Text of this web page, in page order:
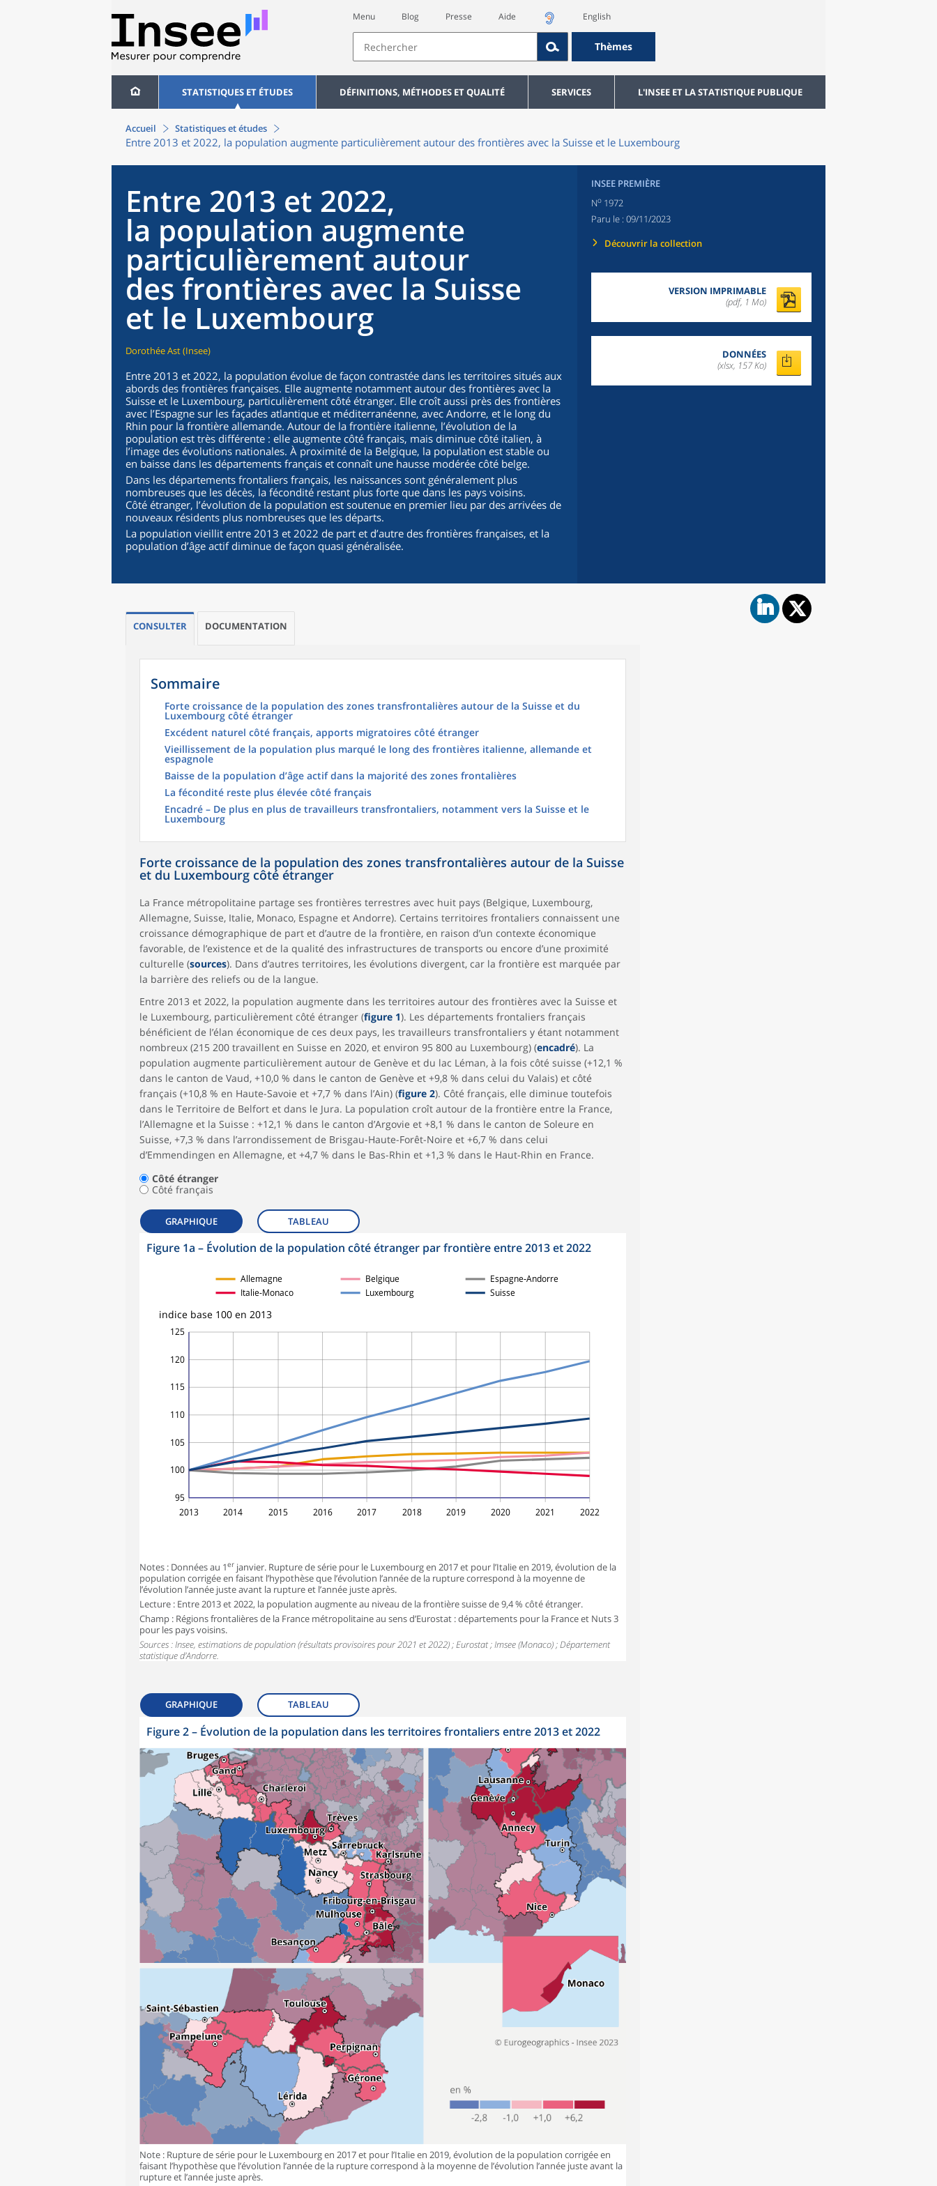
Menu Blog Presse Aide English
Thèmes
STATISTIQUES ET ÉTUDES DÉFINITIONS, MÉTHODES ET QUALITÉ SERVICES L'INSEE ET LA STATISTIQUE PUBLIQUE
Accueil Statistiques et études
Entre 2013 et 2022, la population augmente particulièrement autour des frontières avec la Suisse et le Luxembourg
Entre 2013 et 2022,
la population augmente
particulièrement autour
des frontières avec la Suisse
et le Luxembourg
Dorothée Ast (Insee)
Entre 2013 et 2022, la population évolue de façon contrastée dans les territoires situés aux
abords des frontières françaises. Elle augmente notamment autour des frontières avec la
Suisse et le Luxembourg, particulièrement côté étranger. Elle croît aussi près des frontières
avec l’Espagne sur les façades atlantique et méditerranéenne, avec Andorre, et le long du
Rhin pour la frontière allemande. Autour de la frontière italienne, l’évolution de la
population est très différente : elle augmente côté français, mais diminue côté italien, à
l’image des évolutions nationales. À proximité de la Belgique, la population est stable ou
en baisse dans les départements français et connaît une hausse modérée côté belge.
Dans les départements frontaliers français, les naissances sont généralement plus
nombreuses que les décès, la fécondité restant plus forte que dans les pays voisins.
Côté étranger, l’évolution de la population est soutenue en premier lieu par des arrivées de
nouveaux résidents plus nombreuses que les départs.
La population vieillit entre 2013 et 2022 de part et d’autre des frontières françaises, et la
population d’âge actif diminue de façon quasi généralisée.
INSEE PREMIÈRE
No 1972
Paru le : 09/11/2023
Découvrir la collection
VERSION IMPRIMABLE
(pdf, 1 Mo)
DONNÉES
(xlsx, 157 Ko)
CONSULTER DOCUMENTATION
Sommaire
Forte croissance de la population des zones transfrontalières autour de la Suisse et du
Luxembourg côté étranger
Excédent naturel côté français, apports migratoires côté étranger
Vieillissement de la population plus marqué le long des frontières italienne, allemande et
espagnole
Baisse de la population d’âge actif dans la majorité des zones frontalières
La fécondité reste plus élevée côté français
Encadré – De plus en plus de travailleurs transfrontaliers, notamment vers la Suisse et le
Luxembourg
Forte croissance de la population des zones transfrontalières autour de la Suisse
et du Luxembourg côté étranger
La France métropolitaine partage ses frontières terrestres avec huit pays (Belgique, Luxembourg,
Allemagne, Suisse, Italie, Monaco, Espagne et Andorre). Certains territoires frontaliers connaissent une
croissance démographique de part et d’autre de la frontière, en raison d’un contexte économique
favorable, de l’existence et de la qualité des infrastructures de transports ou encore d’une proximité
culturelle (sources). Dans d’autres territoires, les évolutions divergent, car la frontière est marquée par
la barrière des reliefs ou de la langue.
Entre 2013 et 2022, la population augmente dans les territoires autour des frontières avec la Suisse et
le Luxembourg, particulièrement côté étranger (figure 1). Les départements frontaliers français
bénéficient de l’élan économique de ces deux pays, les travailleurs transfrontaliers y étant notamment
nombreux (215 200 travaillent en Suisse en 2020, et environ 95 800 au Luxembourg) (encadré). La
population augmente particulièrement autour de Genève et du lac Léman, à la fois côté suisse (+12,1 %
dans le canton de Vaud, +10,0 % dans le canton de Genève et +9,8 % dans celui du Valais) et côté
français (+10,8 % en Haute-Savoie et +7,7 % dans l’Ain) (figure 2). Côté français, elle diminue toutefois
dans le Territoire de Belfort et dans le Jura. La population croît autour de la frontière entre la France,
l’Allemagne et la Suisse : +12,1 % dans le canton d’Argovie et +8,1 % dans le canton de Soleure en
Suisse, +7,3 % dans l’arrondissement de Brisgau-Haute-Forêt-Noire et +6,7 % dans celui
d’Emmendingen en Allemagne, et +4,7 % dans le Bas-Rhin et +1,3 % dans le Haut-Rhin en France.
Côté étranger
Côté français
GRAPHIQUE TABLEAU
Figure 1a – Évolution de la population côté étranger par frontière entre 2013 et 2022
95
100
105
110
115
120
125
indice base 100 en 2013
2013 2014 2015 2016 2017 2018 2019 2020 2021 2022
Allemagne Belgique
Espagne‑Andorre
Italie-Monaco
Luxembourg Suisse
Notes : Données au 1er janvier. Rupture de série pour le Luxembourg en 2017 et pour l’Italie en 2019, évolution de la
population corrigée en faisant l’hypothèse que l’évolution l’année de la rupture correspond à la moyenne de
l’évolution l’année juste avant la rupture et l’année juste après.
Lecture : Entre 2013 et 2022, la population augmente au niveau de la frontière suisse de 9,4 % côté étranger.
Champ : Régions frontalières de la France métropolitaine au sens d’Eurostat : départements pour la France et Nuts 3
pour les pays voisins.
Sources : Insee, estimations de population (résultats provisoires pour 2021 et 2022) ; Eurostat ; Imsee (Monaco) ; Département
statistique d’Andorre.
GRAPHIQUE TABLEAU
Figure 2 – Évolution de la population dans les territoires frontaliers entre 2013 et 2022
Note : Rupture de série pour le Luxembourg en 2017 et pour l’Italie en 2019, évolution de la population corrigée en
faisant l’hypothèse que l’évolution l’année de la rupture correspond à la moyenne de l’évolution l’année juste avant la
rupture et l’année juste après.